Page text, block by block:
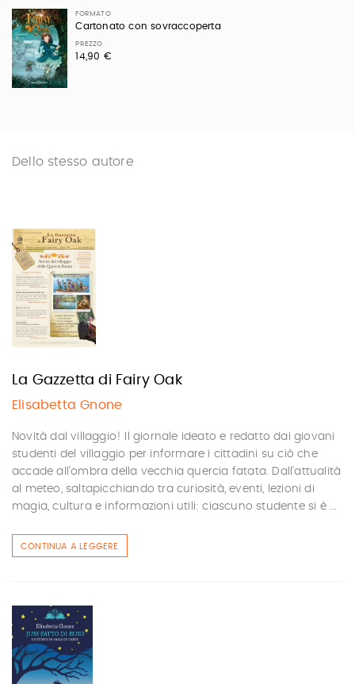
FORMATO
Cartonato con sovraccoperta
PREZZO
14,90 €
Dello stesso autore
La Gazzetta di Fairy Oak
Elisabetta Gnone
Novità dal villaggio! Il giornale ideato e redatto dai giovani
studenti del villaggio per informare i cittadini su ciò che
accade all’ombra della vecchia quercia fatata. Dall’attualità
al meteo, saltapicchiando tra curiosità, eventi, lezioni di
magia, cultura e informazioni utili: ciascuno studente si è ...
CONTINUA A LEGGERE